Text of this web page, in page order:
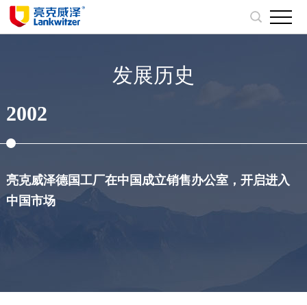
发展历史
2002
亮克威泽德国工厂在中国成立销售办公室，开启进入
中国市场